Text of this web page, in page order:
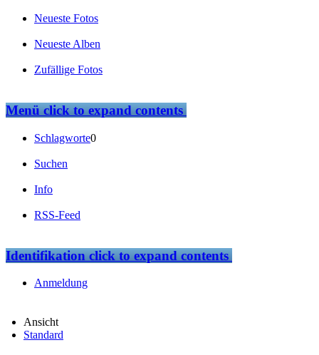
Neueste Fotos
Neueste Alben
Zufällige Fotos
Menüclick to expand contents
Schlagworte0
Suchen
Info
RSS-Feed
Identifikationclick to expand contents
Anmeldung
Ansicht
Standard